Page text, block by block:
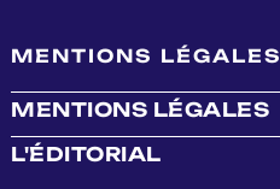
MENTIONS LÉGALES
MENTIONS LÉGALES
L'ÉDITORIAL